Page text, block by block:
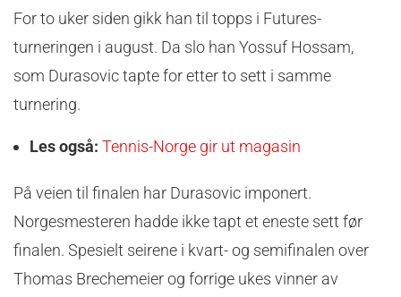
For to uker siden gikk han til topps i Futures-
turneringen i august. Da slo han Yossuf Hossam,
som Durasovic tapte for etter to sett i samme
turnering.
Les også: Tennis-Norge gir ut magasin
På veien til finalen har Durasovic imponert.
Norgesmesteren hadde ikke tapt et eneste sett før
finalen. Spesielt seirene i kvart- og semifinalen over
Thomas Brechemeier og forrige ukes vinner av